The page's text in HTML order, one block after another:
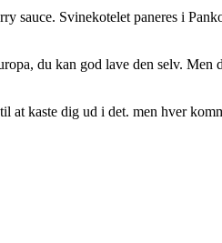
sauce. Svinekotelet paneres i
du kan god lave den selv.
kaste dig ud i det. men hver